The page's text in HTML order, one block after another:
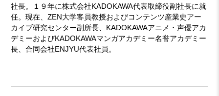
社長。１９年に株式会社KADOKAWA代表取締役副社長に就
任。現在、ZEN大学客員教授およびコンテンツ産業史アー
カイブ研究センター副所長、KADOKAWAアニメ・声優アカ
デミーおよびKADOKAWAマンガアカデミー名誉アカデミー
長、合同会社ENJYU代表社員。